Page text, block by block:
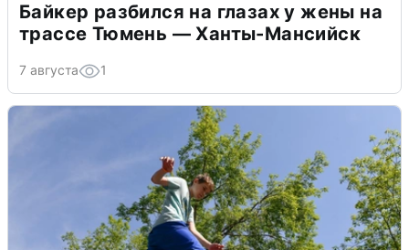
Байкер разбился на глазах у жены на
трассе Тюмень — Ханты-Мансийск
7 августа 1